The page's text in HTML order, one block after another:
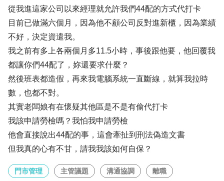
從我進這家公司以來經理就允許我們44配的方式代打卡
目前已做滿六個月，因為他不顧公司反對進新櫃，因為業績
不好，決定資遣我。
我之前有多上各兩個月多11.5小時，事後跟他要，他回覆我
都讓你們44配了，妳還要求什麼？
然後班表都造假，再來我電腦系統一直斷線，就算我拉時
數，也都不對。
其實老闆娘有在懷疑其他區是不是有偷代打卡
我該申請勞檢嗎？我怕我申請勞檢
他會直接說出44配的事，這會牽扯到刑法偽造文書
但我真的心有不甘，請我我該如何自保？
門市管理 主管議題 溝通協調 離職